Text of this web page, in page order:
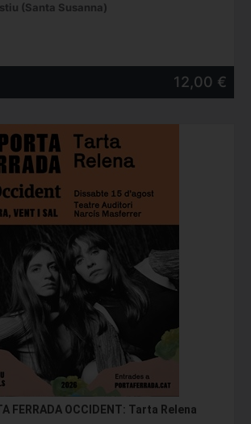
(Santa Susanna)
12,00 €
FERRADA OCCIDENT: Tarta Relena